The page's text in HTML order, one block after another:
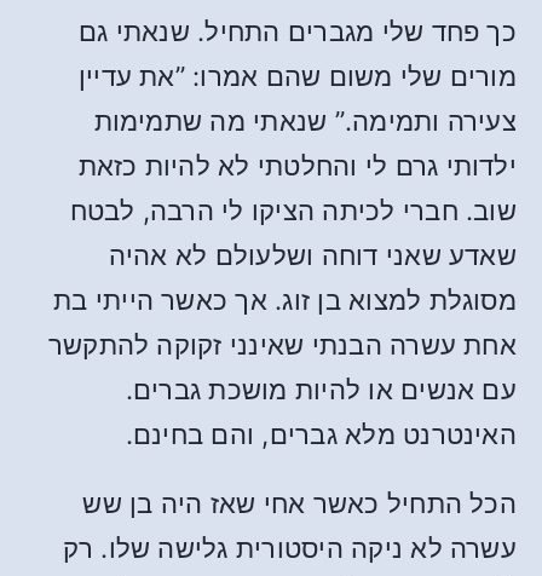
כך פחד שלי מגברים התחיל. שנאתי גם
מורים שלי משום שהם אמרו: ”את עדיין
צעירה ותמימה.” שנאתי מה שתמימות
ילדותי גרם לי והחלטתי לא להיות כזאת
שוב. חברי לכיתה הציקו לי הרבה, לבטח
שאדע שאני דוחה ושלעולם לא אהיה
מסוגלת למצוא בן זוג. אך כאשר הייתי בת
אחת עשרה הבנתי שאינני זקוקה להתקשר
עם אנשים או להיות מושכת גברים.
האינטרנט מלא גברים, והם בחינם.
הכל התחיל כאשר אחי שאז היה בן שש
עשרה לא ניקה היסטורית גלישה שלו. רק